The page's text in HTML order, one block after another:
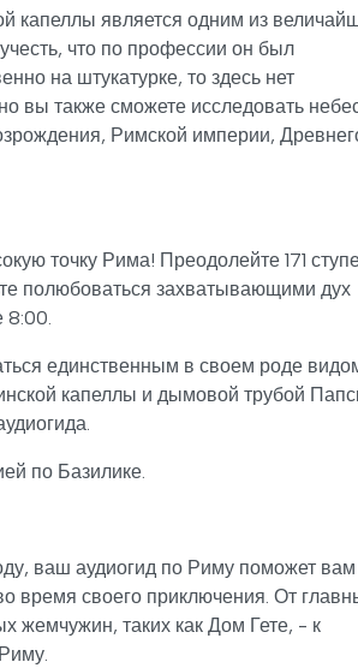
капеллы является одним из
что по профессии он был
на штукатурке, то здесь нет
вы также сможете исследовать
Римской империи,
точку Рима! Преодолейте 171
полюбоваться захватывающими дух
8:00.
единственным в своем роде
капеллы и дымовой трубой
по Базилике.
ваш аудиогид по Риму поможет вам
время своего приключения. От
жемчужин, таких как Дом Гете, - к